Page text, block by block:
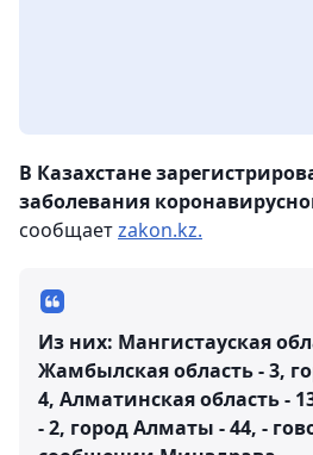
В Казахстане
заболевания
сообщаетzakon.kz.
Из них: Мангистауская
Жамбылская область - 3,
4, Алматинская область -
- 2, город Алматы - 44, -